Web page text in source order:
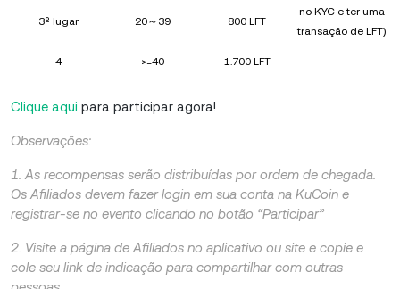
no KYC e ter uma
transação de LFT)
3º lugar 20～39 800 LFT
4 >=40 1.700 LFT
Clique aqui para participar agora!
Observações:
1. As recompensas serão distribuídas por ordem de chegada.
Os Afiliados devem fazer login em sua conta na KuCoin e
registrar-se no evento clicando no botão “Participar”
2. Visite a página de Afiliados no aplicativo ou site e copie e
cole seu link de indicação para compartilhar com outras